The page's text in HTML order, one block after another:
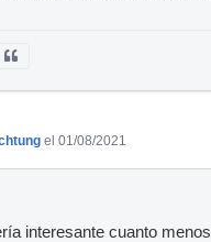
el 01/08/2021
interesante cuanto menos